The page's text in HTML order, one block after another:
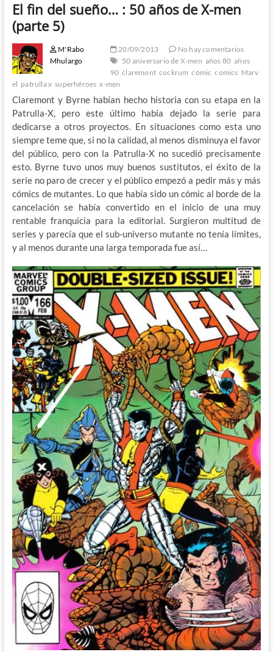
El fin del sueño… : 50 años de X-men
(parte 5)
M'Rabo
Mhulargo
20/09/2013
No hay comentarios
50 aniversario de X-men años 80 años
90 claremont cockrum cómic comics Marv
el patrulla x superhéroes x-men
Claremont y Byrne habían hecho historia con su etapa en la
Patrulla-X, pero este último había dejado la serie para
dedicarse a otros proyectos. En situaciones como esta uno
siempre teme que, si no la calidad, al menos disminuya el favor
del público, pero con la Patrulla-X no sucedió precisamente
esto. Byrne tuvo unos muy buenos sustitutos, el éxito de la
serie no paro de crecer y el público empezó a pedir más y más
cómics de mutantes. Lo que había sido un cómic al borde de la
cancelación se había convertido en el inicio de una muy
rentable franquicia para la editorial. Surgieron multitud de
series y parecía que el sub-universo mutante no tenía límites,
y al menos durante una larga temporada fue así…